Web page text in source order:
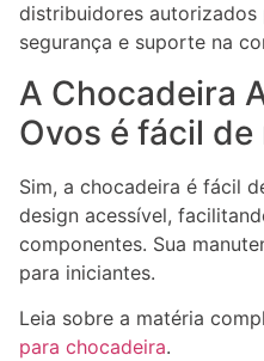
distribuidores autorizados
segurança e suporte na
A Chocadeira
Ovos é fácil de
Sim, a chocadeira é fácil
design acessível,
componentes. Sua
para iniciantes.
Leia sobre a matéria
para chocadeira.